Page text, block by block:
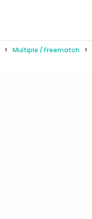
Multiple / Freematch